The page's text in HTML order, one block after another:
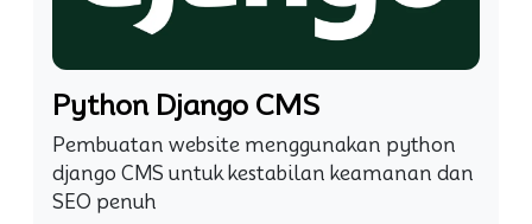
Python Django CMS
Pembuatan website menggunakan python
django CMS untuk kestabilan keamanan dan
SEO penuh